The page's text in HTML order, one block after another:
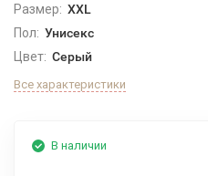
Размер: XXL
Пол: Унисекс
Цвет: Серый
Все характеристики
В наличии